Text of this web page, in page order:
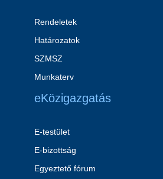
Rendeletek
Határozatok
SZMSZ
Munkaterv
eKözigazgatás
E-testület
E-bizottság
Egyeztető fórum